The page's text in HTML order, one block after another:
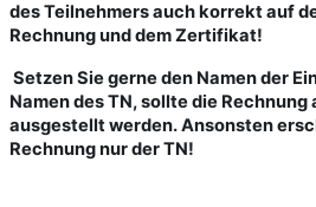
des Teilnehmers auch korrekt auf
Rechnung und dem Zertifikat!
Setzen Sie gerne den Namen der
Namen des TN, sollte die
ausgestellt werden. Ansonsten
Rechnung nur der TN!